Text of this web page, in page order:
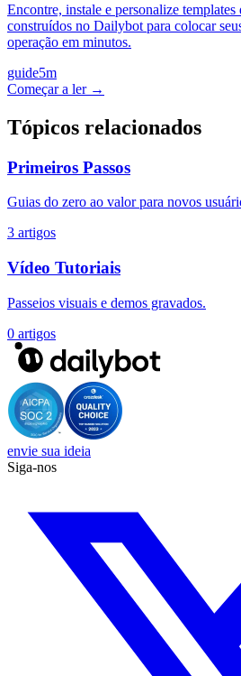
Encontre, instale e personalize templates
construídos no Dailybot para colocar
operação em minutos.
guide5m
Começar a ler →
Tópicos relacionados
Primeiros Passos
Guias do zero ao valor para novos
3 artigos
Vídeo Tutoriais
Passeios visuais e demos gravados.
0 artigos
envie sua ideia
Siga-nos